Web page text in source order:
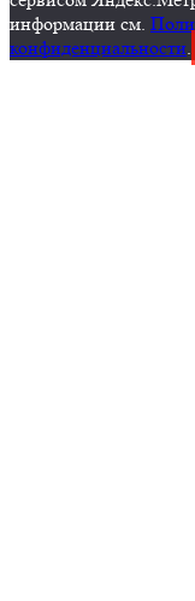
информации см.
конфиденциальности.